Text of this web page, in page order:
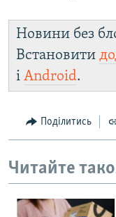
Новини без
Встановити
і Android.
Поділитись
Читайте